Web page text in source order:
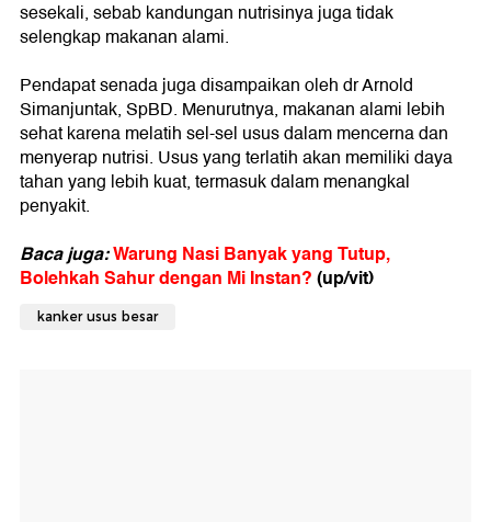
sesekali, sebab kandungan nutrisinya juga tidak
selengkap makanan alami.
Pendapat senada juga disampaikan oleh dr Arnold
Simanjuntak, SpBD. Menurutnya, makanan alami lebih
sehat karena melatih sel-sel usus dalam mencerna dan
menyerap nutrisi. Usus yang terlatih akan memiliki daya
tahan yang lebih kuat, termasuk dalam menangkal
penyakit.
Baca juga:Warung Nasi Banyak yang Tutup,
Bolehkah Sahur dengan Mi Instan?(up/vit)
kanker usus besar